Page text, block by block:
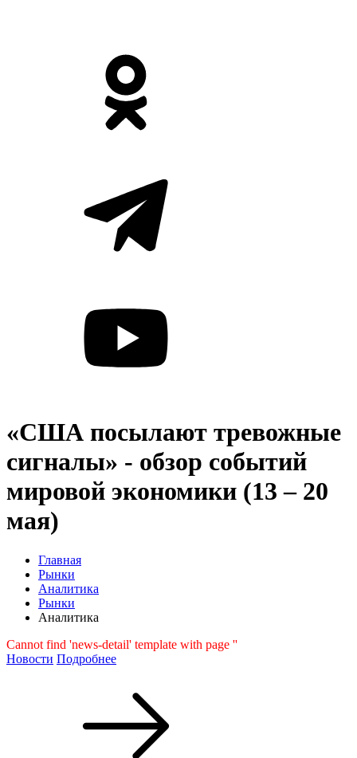
«США посылают тревожные
сигналы» - обзор событий
мировой экономики (13 – 20
мая)
Главная
Рынки
Аналитика
Рынки
Аналитика
Cannot find 'news-detail' template with page ''
Новости Подробнее